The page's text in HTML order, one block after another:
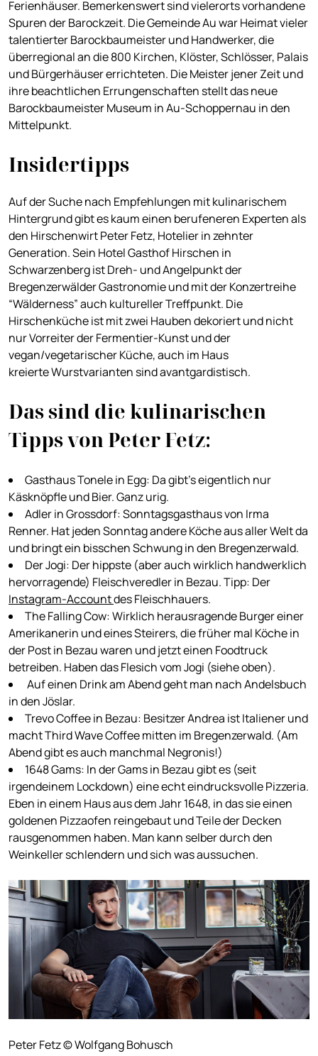
Ferienhäuser. Bemerkenswert sind vielerorts vorhandene
Spuren der Barockzeit. Die Gemeinde Au war Heimat vieler
talentierter Barockbaumeister und Handwerker, die
überregional an die 800 Kirchen, Klöster, Schlösser, Palais
und Bürgerhäuser errichteten. Die Meister jener Zeit und
ihre beachtlichen Errungenschaften stellt das neue
Barockbaumeister Museum in Au-Schoppernau in den
Mittelpunkt.
Insidertipps
Auf der Suche nach Empfehlungen mit kulinarischem
Hintergrund gibt es kaum einen berufeneren Experten als
den Hirschenwirt Peter Fetz, Hotelier in zehnter
Generation. Sein Hotel Gasthof Hirschen in
Schwarzenberg ist Dreh- und Angelpunkt der
Bregenzerwälder Gastronomie und mit der Konzertreihe
“Wälderness” auch kultureller Treffpunkt. Die
Hirschenküche ist mit zwei Hauben dekoriert und nicht
nur Vorreiter der Fermentier-Kunst und der
vegan/vegetarischer Küche, auch im Haus
kreierte Wurstvarianten sind avantgardistisch.
Das sind die kulinarischen
Tipps von Peter Fetz:
Gasthaus Tonele in Egg: Da gibt's eigentlich nur
Käsknöpfle und Bier. Ganz urig.
Adler in Grossdorf: Sonntagsgasthaus von Irma
Renner. Hat jeden Sonntag andere Köche aus aller Welt da
und bringt ein bisschen Schwung in den Bregenzerwald.
Der Jogi: Der hippste (aber auch wirklich handwerklich
hervorragende) Fleischveredler in Bezau. Tipp: Der
Instagram-Accountdes Fleischhauers.
The Falling Cow: Wirklich herausragende Burger einer
Amerikanerin und eines Steirers, die früher mal Köche in
der Post in Bezau waren und jetzt einen Foodtruck
betreiben. Haben das Flesich vom Jogi (siehe oben).
Auf einen Drink am Abend geht man nach Andelsbuch
in den Jöslar.
Trevo Coffee in Bezau: Besitzer Andrea ist Italiener und
macht Third Wave Coffee mitten im Bregenzerwald. (Am
Abend gibt es auch manchmal Negronis!)
1648 Gams: In der Gams in Bezau gibt es (seit
irgendeinem Lockdown) eine echt eindrucksvolle Pizzeria.
Eben in einem Haus aus dem Jahr 1648, in das sie einen
goldenen Pizzaofen reingebaut und Teile der Decken
rausgenommen haben. Man kann selber durch den
Weinkeller schlendern und sich was aussuchen.
Peter Fetz © Wolfgang Bohusch